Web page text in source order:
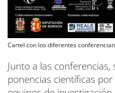
Cartel con los diferentes
Junto a las
ponencias científicas